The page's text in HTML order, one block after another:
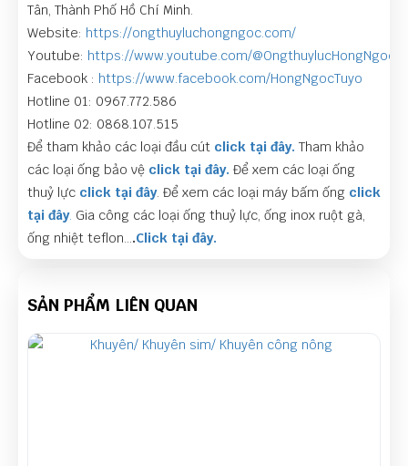
Tân, Thành Phố Hồ Chí Minh.
Website: https://ongthuyluchongngoc.com/
Youtube: https://www.youtube.com/@OngthuylucHongNgoc
Facebook : https://www.facebook.com/HongNgocTuyo
Hotline 01: 0967.772.586
Hotline 02: 0868.107.515
Để tham khảo các loại đầu cút click tại đây. Tham khảo
các loại ống bảo vệ click tại đây. Để xem các loại ống
thuỷ lực click tại đây. Để xem các loại máy bấm ống click
tại đây. Gia công các loại ống thuỷ lực, ống inox ruột gà,
ống nhiệt teflon….Click tại đây.
SẢN PHẨM LIÊN QUAN